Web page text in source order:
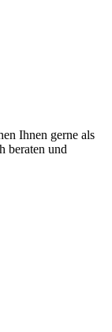
Ihnen gerne als
beraten und